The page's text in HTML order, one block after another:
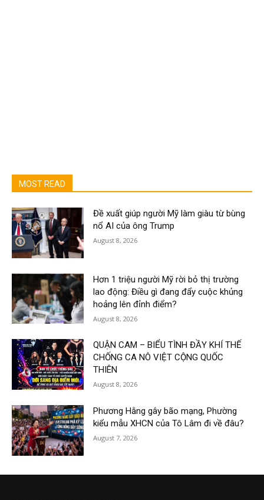
MOST READ
Đề xuất giúp người Mỹ làm giàu từ bùng
nổ AI của ông Trump
August 8, 2026
Hơn 1 triệu người Mỹ rời bỏ thị trường
lao động: Điều gì đang đẩy cuộc khủng
hoảng lên đỉnh điểm?
August 8, 2026
QUẬN CAM – BIỂU TÌNH ĐẦY KHÍ THẾ
CHỐNG CA NÔ VIỆT CỘNG QUỐC
THIÊN
August 8, 2026
Phương Hằng gây bão mạng, Phường
kiểu mẫu XHCN của Tô Lâm đi về đâu?
August 7, 2026